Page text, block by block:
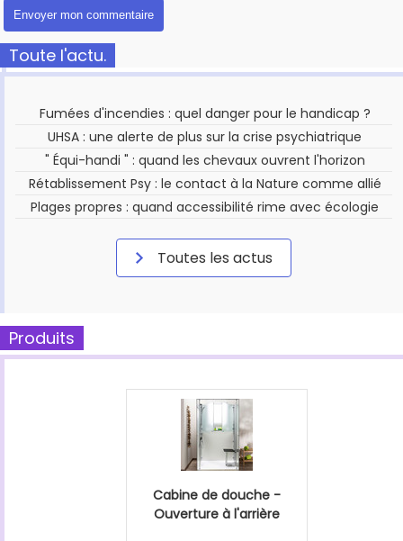
Toute l'actu.
Fumées d'incendies : quel danger pour le handicap ?
UHSA : une alerte de plus sur la crise psychiatrique
" Équi-handi " : quand les chevaux ouvrent l'horizon
Rétablissement Psy : le contact à la Nature comme allié
Plages propres : quand accessibilité rime avec écologie
Toutes les actus
Produits
Cabine de douche -
Ouverture à l'arrière